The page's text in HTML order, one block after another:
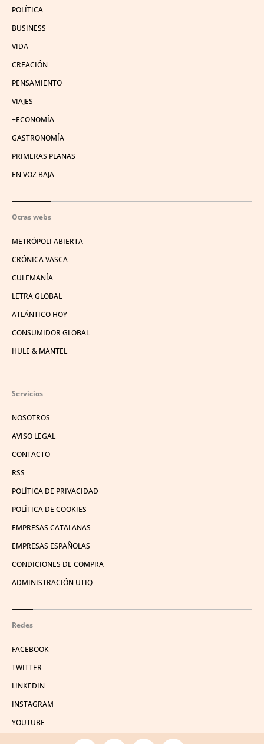
POLÍTICA
BUSINESS
VIDA
CREACIÓN
PENSAMIENTO
VIAJES
+ECONOMÍA
GASTRONOMÍA
PRIMERAS PLANAS
EN VOZ BAJA
Otras webs
METRÓPOLI ABIERTA
CRÓNICA VASCA
CULEMANÍA
LETRA GLOBAL
ATLÁNTICO HOY
CONSUMIDOR GLOBAL
HULE & MANTEL
Servicios
NOSOTROS
AVISO LEGAL
CONTACTO
RSS
POLÍTICA DE PRIVACIDAD
POLÍTICA DE COOKIES
EMPRESAS CATALANAS
EMPRESAS ESPAÑOLAS
CONDICIONES DE COMPRA
ADMINISTRACIÓN UTIQ
Redes
FACEBOOK
TWITTER
LINKEDIN
INSTAGRAM
YOUTUBE